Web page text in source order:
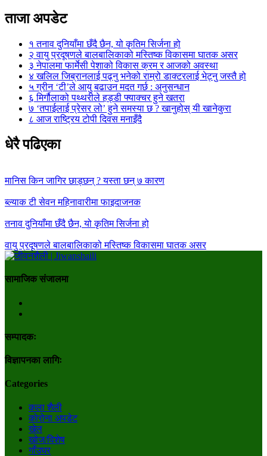
ताजा अपडेट
१ तनाव दुनियाँमा छँदै छैन, यो कृतिम सिर्जना हो
२ वायु प्रदूषणले बालबालिकाको मस्तिष्क विकासमा घातक असर
३ नेपालमा फार्मेसी पेशाको विकास क्रम र आजको अवस्था
४ खलिल जिब्रानलाई पढ्नु भनेको राम्रो डाक्टरलाई भेट्नु जस्तै हो
५ग्रीन ‘टी’ले आयु बढाउन मदत गर्छ : अनुसन्धान
६ मिर्गौलाको पथ्थरीले हड्डी फ्याक्चर हुने खतरा
७ ‘तपाईलाई प्रेसर लो’ हुने समस्या छ ? खानुहोस् यी खानेकुरा
८ आज राष्ट्रिय टोपी दिवस मनाइँदै
धेरै पढिएका
मानिस किन जागिर छाड्छन् ? यस्ता छन् ७ कारण
ब्ल्याक टी सेवन महिनावारीमा फाइदाजनक
तनाव दुनियाँमा छँदै छैन, यो कृतिम सिर्जना हो
वायु प्रदूषणले बालबालिकाको मस्तिष्क विकासमा घातक असर
सामाजिक संजालमा
सम्पादकः
विज्ञापनका लागिः
Categories
कला शैली
कोरोना अपडेट
खेल
खोज/विशेष
गाँउघर